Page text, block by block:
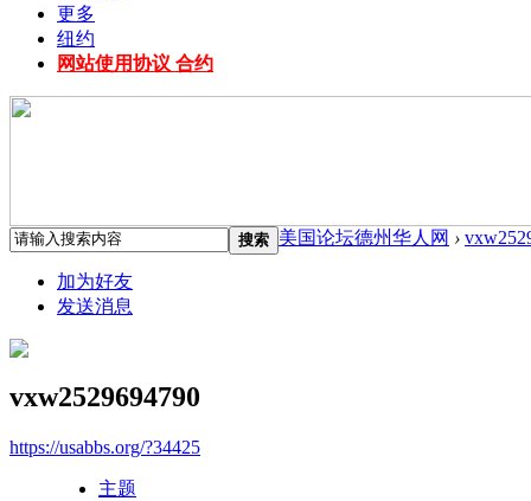
更多
纽约
网站使用协议 合约
搜索 美国论坛德州华人网 ›
加为好友
发送消息
vxw2529694790
https://usabbs.org/?34425
主题